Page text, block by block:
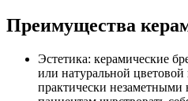
Преимущества
Эстетика: керамические
или натуральной
практически незаметными